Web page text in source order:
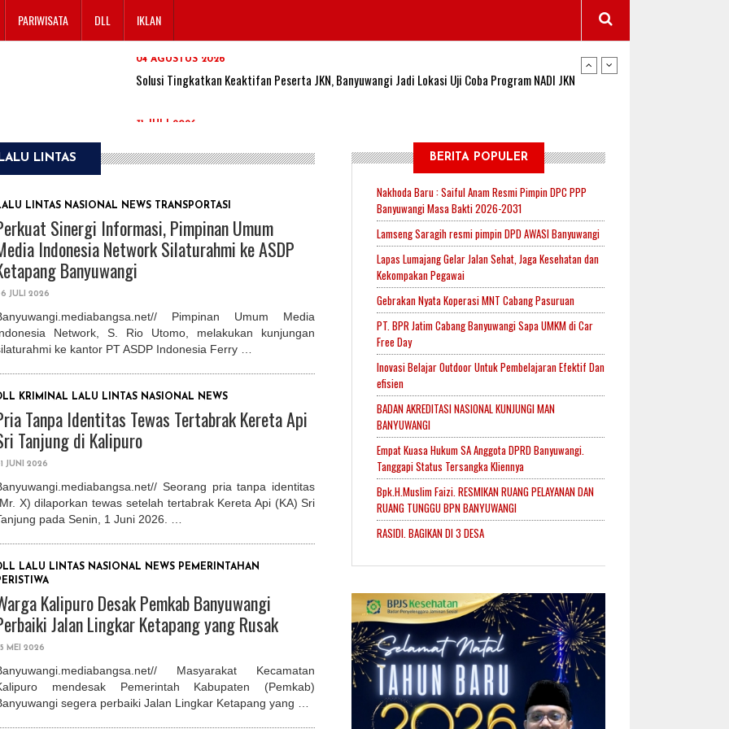
PARIWISATA DLL IKLAN
Solusi Tingkatkan Keaktifan Peserta JKN, Banyuwangi Jadi Lokasi Uji Coba Program NADI JKN
Gagal Kelola Limbah dan Emisi, Pengelola PG Asembagus Dituntut Tanggung Jawab
Lahan SAE Paswangi Kembali Memasuki Masa Panen Padi, Proyeksi Hasil Capai 2,4 Ton Gabah
Armed Jember, Ormas MADAS, dan Media Online Jejak-Indonesia.id Perkuat Sinergitas Lewat Ngopi
Bareng di Patrang
BULOG Perkuat Sinergi Bersama Komisi IV DPR RI untuk Mendukung Ketahanan Pangan Nasional
04 AGUSTUS 2026
Solusi Tingkatkan Keaktifan Peserta JKN, Banyuwangi Jadi Lokasi Uji Coba Program NADI JKN
LINTAS
LINTAS NASIONAL NEWS TRANSPORTASI
Sinergi Informasi, Pimpinan Umum
Indonesia Network Silaturahmi ke ASDP
Banyuwangi
JULI 2026
Pimpinan Umum Media
Network, S. Rio Utomo, melakukan kunjungan
ke kantor PT ASDP Indonesia Ferry …
KRIMINAL LALU LINTAS NASIONAL NEWS
Tanpa Identitas Tewas Tertabrak Kereta Api
Tanjung di Kalipuro
JUNI 2026
Seorang pria tanpa identitas
X) dilaporkan tewas setelah tertabrak Kereta Api (KA) Sri
pada Senin, 1 Juni 2026. …
LALU LINTAS NASIONAL NEWS PEMERINTAHAN
Kalipuro Desak Pemkab Banyuwangi
Jalan Lingkar Ketapang yang Rusak
MEI 2026
Masyarakat Kecamatan
mendesak Pemerintah Kabupaten (Pemkab)
segera perbaiki Jalan Lingkar Ketapang yang …
BERITA POPULER
Nakhoda Baru : Saiful Anam Resmi Pimpin DPC PPP
Banyuwangi Masa Bakti 2026-2031
Lamseng Saragih resmi pimpin DPD AWASI Banyuwangi
Lapas Lumajang Gelar Jalan Sehat, Jaga Kesehatan dan
Kekompakan Pegawai
Gebrakan Nyata Koperasi MNT Cabang Pasuruan
PT. BPR Jatim Cabang Banyuwangi Sapa UMKM di Car
Free Day
Inovasi Belajar Outdoor Untuk Pembelajaran Efektif Dan
efisien
BADAN AKREDITASI NASIONAL KUNJUNGI MAN
BANYUWANGI
Empat Kuasa Hukum SA Anggota DPRD Banyuwangi.
Tanggapi Status Tersangka Kliennya
Bpk.H.Muslim Faizi. RESMIKAN RUANG PELAYANAN DAN
RUANG TUNGGU BPN BANYUWANGI
RASIDI. BAGIKAN DI 3 DESA